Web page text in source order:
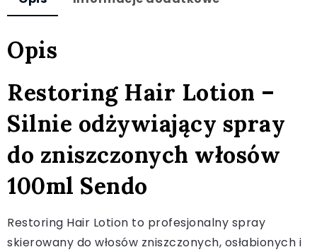
Opis
Restoring Hair Lotion –
Silnie odżywiający spray
do zniszczonych włosów
100ml Sendo
Restoring Hair Lotion to profesjonalny spray
skierowany do włosów zniszczonych, osłabionych i